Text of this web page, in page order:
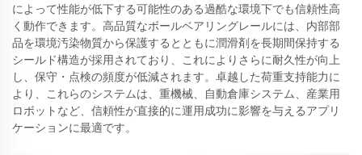
によって性能が低下する可能性のある過酷な環境下でも信頼性高
く動作できます。高品質なボールベアリングレールには、内部部
品を環境汚染物質から保護するとともに潤滑剤を長期間保持する
シールド構造が採用されており、これによりさらに耐久性が向上
し、保守・点検の頻度が低減されます。卓越した荷重支持能力に
より、これらのシステムは、重機械、自動倉庫システム、産業用
ロボットなど、信頼性が直接的に運用成功に影響を与えるアプリ
ケーションに最適です。